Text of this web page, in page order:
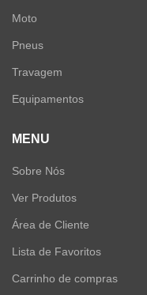
Moto
Pneus
Travagem
Equipamentos
MENU
Sobre Nós
Ver Produtos
Área de Cliente
Lista de Favoritos
Carrinho de compras